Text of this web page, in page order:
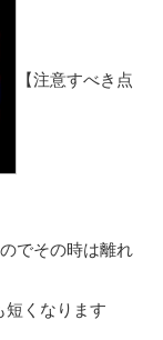
【注意すべき点
のでその時は離れ
短くなります